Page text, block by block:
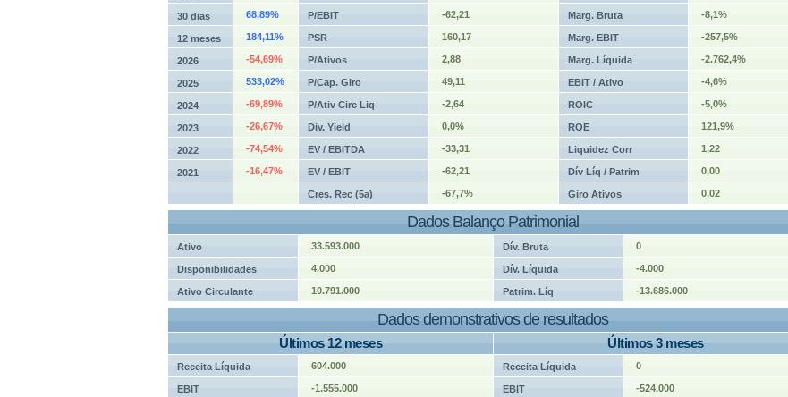
30 dias 68,89% P/EBIT -62,21 Marg. Bruta -8,1%
12 meses 184,11% PSR 160,17 Marg. EBIT -257,5%
2026 -54,69% P/Ativos 2,88 Marg. Líquida -2.762,4%
2025 533,02% P/Cap. Giro 49,11 EBIT / Ativo -4,6%
2024 -69,89% P/Ativ Circ Liq -2,64 ROIC -5,0%
2023 -26,67% Div. Yield 0,0% ROE 121,9%
2022 -74,54% EV / EBITDA -33,31 Liquidez Corr 1,22
2021 -16,47% EV / EBIT -62,21 Dív Líq / Patrim 0,00
Cres. Rec (5a) -67,7% Giro Ativos 0,02
Dados Balanço Patrimonial
Ativo 33.593.000 Dív. Bruta 0
Disponibilidades 4.000 Dív. Líquida -4.000
Ativo Circulante 10.791.000 Patrim. Líq -13.686.000
Dados demonstrativos de resultados
Últimos 12 meses Últimos 3 meses
Receita Líquida 604.000 Receita Líquida 0
EBIT -1.555.000 EBIT -524.000